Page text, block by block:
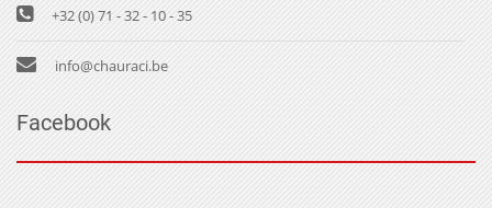
+32 (0) 71 - 32 - 10 - 35
info@chauraci.be
Facebook